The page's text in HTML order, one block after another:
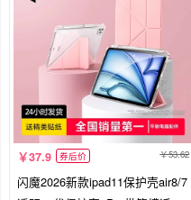
37.9 券后价 53.62
闪魔2026新款ipad11保护壳air8/7